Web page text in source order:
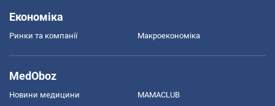
Економіка
Ринки та компанії Макроекономіка
MedOboz
Новини медицини MAMACLUB